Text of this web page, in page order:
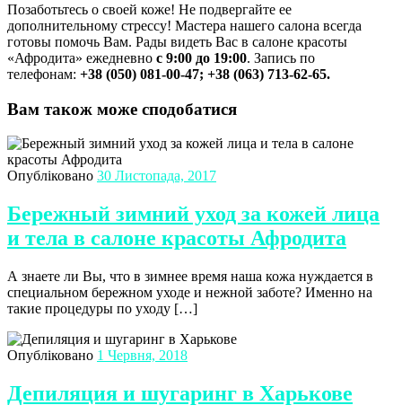
Позаботьтесь о своей коже! Не подвергайте ее
дополнительному стрессу! Мастера нашего салона всегда
готовы помочь Вам. Рады видеть Вас в салоне красоты
«Афродита» ежедневно с 9:00 до 19:00. Запись по
телефонам: +38 (050) 081-00-47; +38 (063) 713-62-65.
Вам також може сподобатися
Опубліковано 30 Листопада, 2017
Бережный зимний уход за кожей лица
и тела в салоне красоты Афродита
А знаете ли Вы, что в зимнее время наша кожа нуждается в
специальном бережном уходе и нежной заботе? Именно на
такие процедуры по уходу […]
Опубліковано 1 Червня, 2018
Депиляция и шугаринг в Харькове